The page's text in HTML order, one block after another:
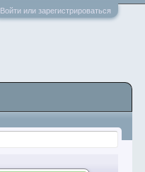
Войти или зарегистрироваться